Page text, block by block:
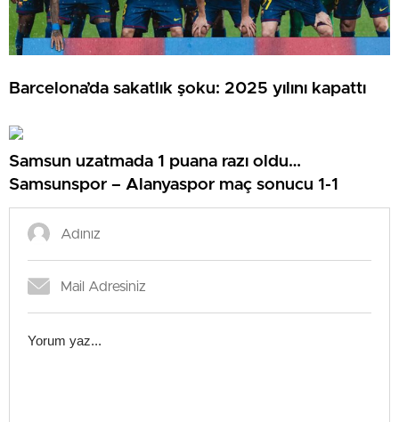
Barcelona’da sakatlık şoku: 2025 yılını kapattı
Samsun uzatmada 1 puana razı oldu…
Samsunspor – Alanyaspor maç sonucu 1-1